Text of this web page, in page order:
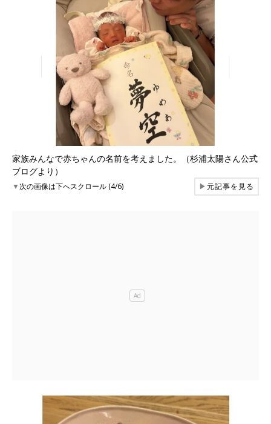
家族みんなで赤ちゃんの名前を考えました。（杉浦太陽さん公式
ブログより）
▼次の画像は下へスクロール (4/6) ▶元記事を見る